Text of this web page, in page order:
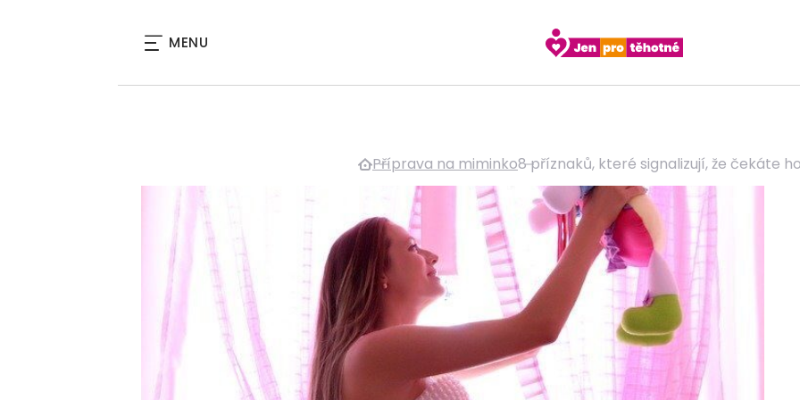
MENU
Příprava na miminko8 příznaků, které signalizují, že čekáte